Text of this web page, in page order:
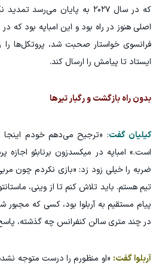
که در سال ۲۰۲۷ به پایان
اصلی هنوز در راه بود و این امباپه بود
فرانسوی خواستار صحبت شد، پروتکل‌ها را
ایستاد تا پیامش را ارسال کند.
بدون راه بازگشت و رگبار تیرها
کیلیان گفت: «ترجیح می‌دهم خودم
است.» امباپه در میکسدزون برنابئو اجازه
ضربه را خیلی زود زد: «بازی نکردم چون
تیم هستم. باید تلاش کنم تا از وینی،
پیام مستقیم به آربلوا بود، کسی که مجبور
در چند متری سالن کنفرانس چه گذشته،
آربلوا گفت: «او منظورم را درست متوجه